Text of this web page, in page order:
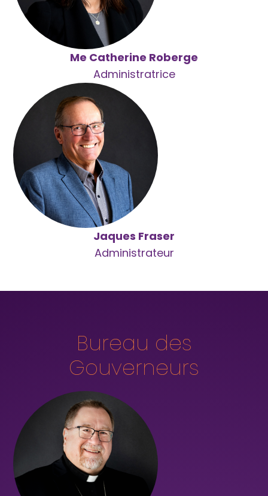
Me Catherine Roberge
Administratrice
Jaques Fraser
Administrateur
Bureau des
Gouverneurs